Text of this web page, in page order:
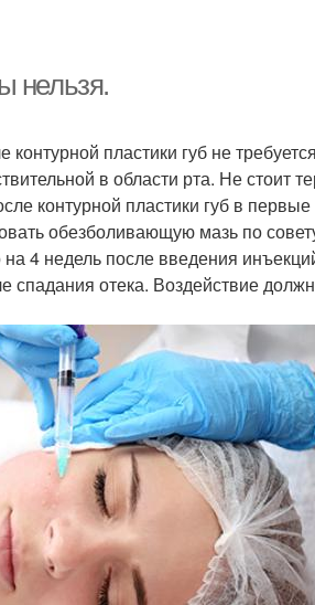
нельзя.
пластики губ не
в области рта. Не стоит
контурной пластики губ в
обезболивающую мазь по
4 недель после введения
спадания отека. Воздействие